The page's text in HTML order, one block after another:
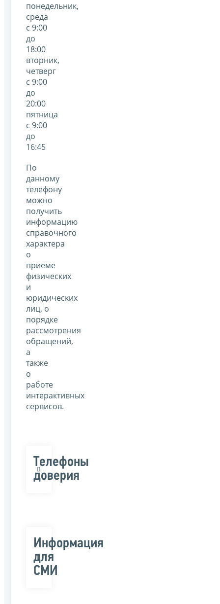
понедельник,
среда
с 9:00
до
18:00
вторник,
четверг
с 9:00
до
20:00
пятница
с 9:00
до
16:45
По
данному
телефону
можно
получить
информацию
справочного
характера
о
приеме
физических
и
юридических
лиц, о
порядке
рассмотрения
обращений,
а
также
о
работе
интерактивных
сервисов.
Телефоны
доверия
Информация
для
СМИ